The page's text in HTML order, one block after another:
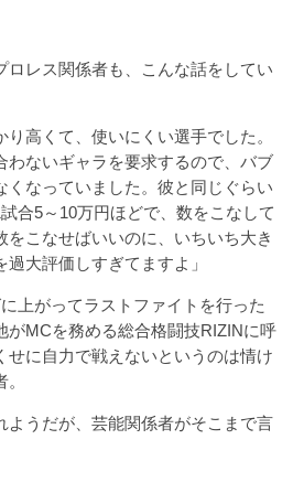
レス関係者も、こんな話をしてい
り高くて、使いにくい選手でした。
わないギャラを要求するので、バブ
くなっていました。彼と同じぐらい
合5～10万円ほどで、数をこなして
こなせばいいのに、いちいち大き
大評価しすぎてますよ」
上がってラストファイトを行った
がMCを務める総合格闘技RIZINに呼
せに自力で戦えないというのは情け
うだが、芸能関係者がそこまで言